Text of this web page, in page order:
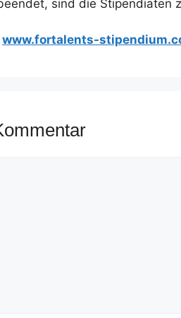
sind die Stipendiaten
www.fortalents-